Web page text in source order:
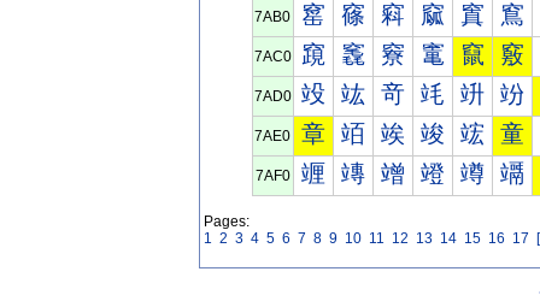
7AB0 窰 窱 窲 窳 窴 窵
7AC0 竀 竁 竂 竃 竄 竅
7AD0 竐 竑 竒 竓 竔 竕
7AE0 章 竡 竢 竣 竤 童
7AF0 竰 竱 竲 竳 竴 竵
Pages:
1 2 3 4 5 6 7 8 9 10 11 12 13 14 15 16 17